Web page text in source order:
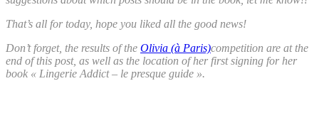
That’s all for today, hope you liked all the good news!
Don’t forget, the results of the Olivia (à Paris)competition are at the
end of this post, as well as the location of her first signing for her
book « Lingerie Addict – le presque guide ».